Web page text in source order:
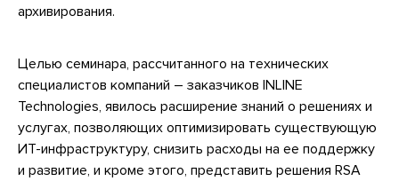
архивирования.
Целью семинара, рассчитанного на технических
специалистов компаний – заказчиков INLINE
Technologies, явилось расширение знаний о решениях и
услугах, позволяющих оптимизировать существующую
ИТ-инфраструктуру, снизить расходы на ее поддержку
и развитие, и кроме этого, представить решения RSA